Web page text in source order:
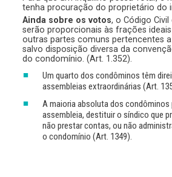
tenha procuração do proprietário do
Ainda sobre os votos, o Código
serão proporcionais às frações
outras partes comuns pertencentes
salvo disposição diversa da
do condomínio. (Art. 1.352).
Um quarto dos condôminos têm
assembleias extraordinárias (Art.
A maioria absoluta dos condôminos
assembleia, destituir o síndico que
não prestar contas, ou não
o condomínio (Art. 1349).